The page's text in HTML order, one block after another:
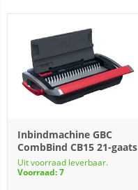
Inbindmachine GBC
CombBind CB15 21-gaats
Uit voorraad leverbaar.
Voorraad: 7